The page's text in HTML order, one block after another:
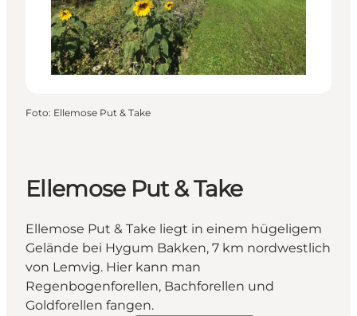
Foto: Ellemose Put & Take
Ellemose Put & Take
Ellemose Put & Take liegt in einem hügeligem
Gelände bei Hygum Bakken, 7 km nordwestlich
von Lemvig. Hier kann man
Regenbogenforellen, Bachforellen und
Goldforellen fangen.